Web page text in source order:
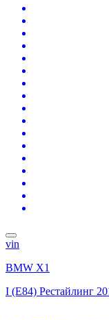
vin
BMW X1
I (E84) Рестайлинг